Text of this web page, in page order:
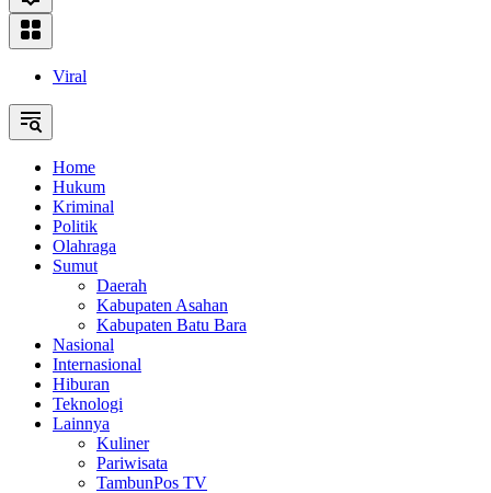
Viral
Home
Hukum
Kriminal
Politik
Olahraga
Sumut
Daerah
Kabupaten Asahan
Kabupaten Batu Bara
Nasional
Internasional
Hiburan
Teknologi
Lainnya
Kuliner
Pariwisata
TambunPos TV